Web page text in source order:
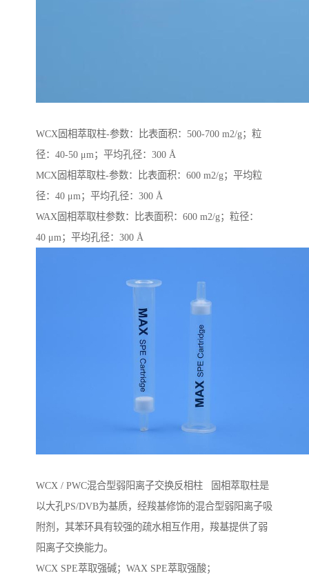
WCX固相萃取柱-参数：比表面积：500-700 m2/g；粒
径：40-50 μm；平均孔径：300 Å
MCX固相萃取柱-参数：比表面积：600 m2/g；平均粒
径：40 μm；平均孔径：300 Å
WAX固相萃取柱参数：比表面积：600 m2/g；粒径：
40 μm；平均孔径：300 Å
WCX / PWC混合型弱阳离子交换反相柱 固相萃取柱是
以大孔PS/DVB为基质，经羧基修饰的混合型弱阳离子吸
附剂，其苯环具有较强的疏水相互作用，羧基提供了弱
阳离子交换能力。
WCX SPE萃取强碱；WAX SPE萃取强酸；